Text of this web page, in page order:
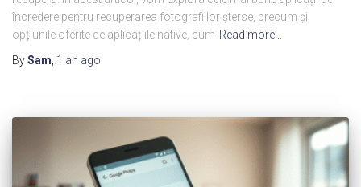
încredere pentru recuperarea fotografiilor șterse, precum și
opțiunile oferite de aplicațiile native, cum Read more…
BySam 1 an ago